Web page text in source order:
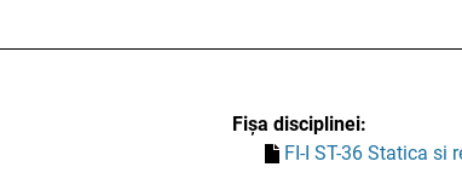
Fișa disciplinei:
FI-I ST-36 Statica si